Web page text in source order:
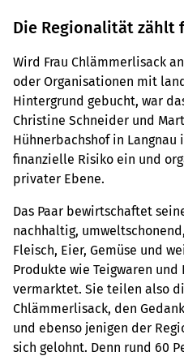
Die Regionalität zählt
Wird Frau Chlämmerlisack
oder Organisationen mit
Hintergrund gebucht, war
Christine Schneider und
Hühnerbachshof in Langnau
finanzielle Risiko ein und
privater Ebene.
Das Paar bewirtschaftet
nachhaltig,
Fleisch, Eier, Gemüse und
Produkte wie Teigwaren
vermarktet. Sie teilen also
Chlämmerlisack, den
und ebenso jenigen der
sich gelohnt. Denn rund 60